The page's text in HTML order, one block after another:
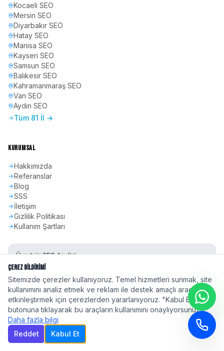
Kocaeli SEO
Mersin SEO
Diyarbakır SEO
Hatay SEO
Manisa SEO
Kayseri SEO
Samsun SEO
Balıkesir SEO
Kahramanmaraş SEO
Van SEO
Aydın SEO
Tüm 81 İl →
KURUMSAL
Hakkımızda
Referanslar
Blog
SSS
İletişim
Gizlilik Politikası
Kullanım Şartları
Ücretsiz SEO Analizi
Sitenizin SEO skorunu öğrenin
Hemen Başla
©2026seoadspro.com - Profesyonel SEO Ajansı. Tüm hakları saklıdır.
Çerez Bildirimi
Sitemizde çerezler kullanıyoruz. Temel hizmetleri sunmak, site
kullanımını analiz etmek ve reklam ile destek amaçlı araçları
etkinleştirmek için çerezlerden yararlanıyoruz. "Kabul Et"
butonuna tıklayarak bu araçların kullanımını onaylıyorsunuz.
Daha fazla bilgi
Reddet
Kabul Et